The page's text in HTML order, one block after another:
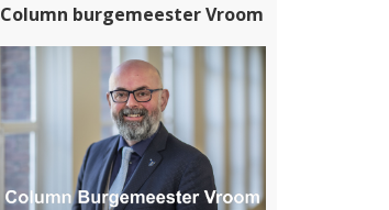
Column burgemeester Vroom